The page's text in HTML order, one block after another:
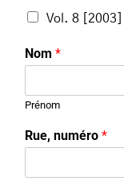
Vol. 8 [2003]
Nom*
Prénom
Rue, numéro*